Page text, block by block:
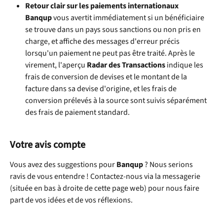
Retour clair sur les paiements internationaux
Banqup vous avertit immédiatement si un bénéficiaire
se trouve dans un pays sous sanctions ou non pris en
charge, et affiche des messages d'erreur précis
lorsqu'un paiement ne peut pas être traité. Après le
virement, l'aperçu Radar des Transactions indique les
frais de conversion de devises et le montant de la
facture dans sa devise d'origine, et les frais de
conversion prélevés à la source sont suivis séparément
des frais de paiement standard.
Votre avis compte
Vous avez des suggestions pour Banqup ? Nous serions
ravis de vous entendre ! Contactez-nous via la messagerie
(située en bas à droite de cette page web) pour nous faire
part de vos idées et de vos réflexions.